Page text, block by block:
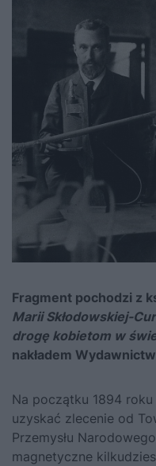
Fragment pochodzi z
Marii Skłodowskiej-
drogę kobietom w
nakładem
Na początku 1894
uzyskać zlecenie od
Przemysłu
magnetyczne